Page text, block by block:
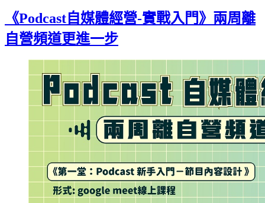
《Podcast自媒體經營-實戰入門》兩周離
自營頻道更進一步